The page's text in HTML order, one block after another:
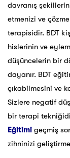
davranış
etmenizi ve
terapisidir. BDT
hislerinin ve
düşüncelerin bir
dayanır. BDT
çıkabilmesini ve
Sizlere negatif
bir terapi
Eğitimi geçmiş
zihninizi